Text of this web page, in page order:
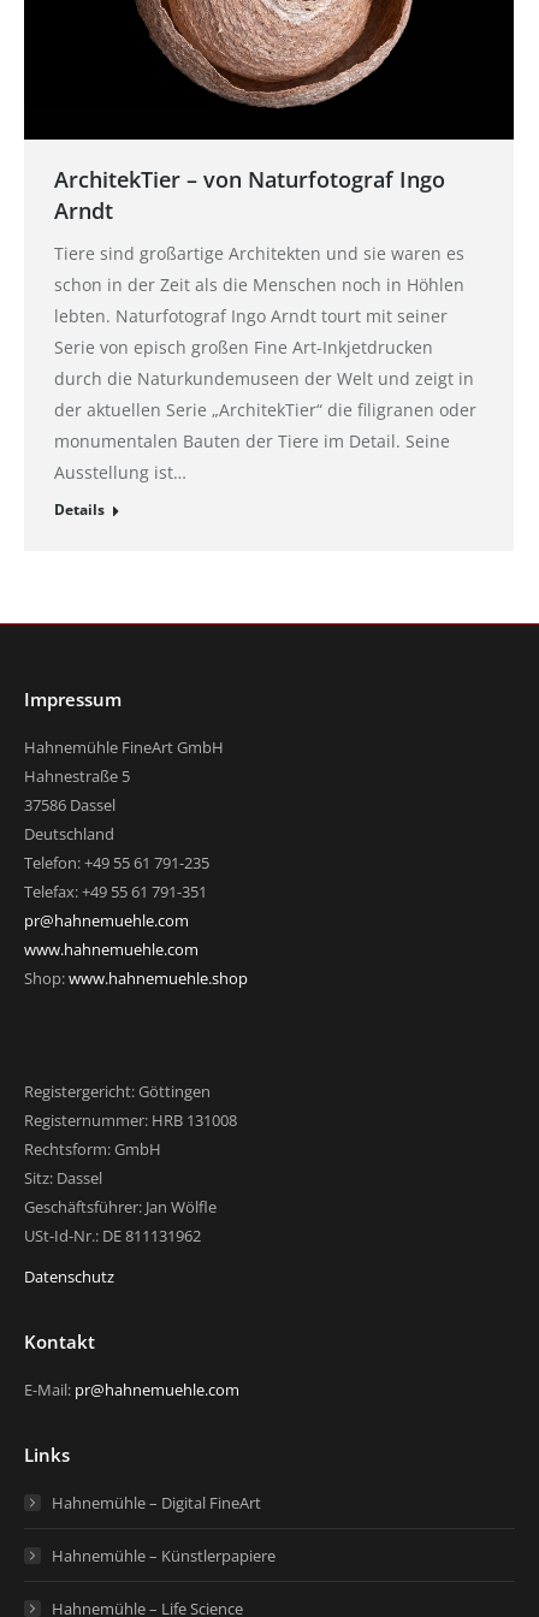
ArchitekTier – von Naturfotograf Ingo
Arndt
Tiere sind großartige Architekten und sie waren es
schon in der Zeit als die Menschen noch in Höhlen
lebten. Naturfotograf Ingo Arndt tourt mit seiner
Serie von episch großen Fine Art-Inkjetdrucken
durch die Naturkundemuseen der Welt und zeigt in
der aktuellen Serie „ArchitekTier“ die filigranen oder
monumentalen Bauten der Tiere im Detail. Seine
Ausstellung ist…
Details
Impressum
Hahnemühle FineArt GmbH
Hahnestraße 5
37586 Dassel
Deutschland
Telefon: +49 55 61 791-235
Telefax: +49 55 61 791-351
pr@hahnemuehle.com
www.hahnemuehle.com
Shop:www.hahnemuehle.shop
Registergericht: Göttingen
Registernummer: HRB 131008
Rechtsform: GmbH
Sitz: Dassel
Geschäftsführer: Jan Wölfle
USt-Id-Nr.: DE 811131962
Datenschutz
Kontakt
E-Mail: pr@hahnemuehle.com
Links
Hahnemühle – Digital FineArt
Hahnemühle – Künstlerpapiere
Hahnemühle – Life Science